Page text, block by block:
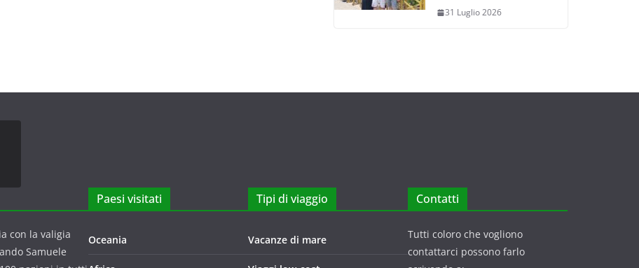
31 Luglio 2026
con la valigia
Samuele
Paesi visitati
Oceania
Tipi di viaggio
Vacanze di mare
Contatti
Tutti coloro che vogliono
contattarci possono farlo